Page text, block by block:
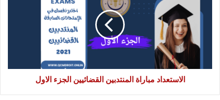
القضائيين
الاستعداد مباراة المنتدبين القضائيين الجزء الاول